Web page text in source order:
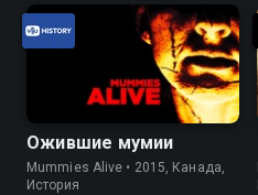
Ожившие мумии
Mummies Alive • 2015, Канада,
История